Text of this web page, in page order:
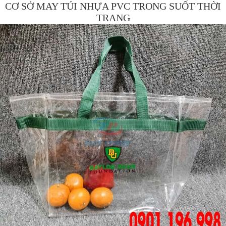
CƠ SỞ MAY TÚI NHỰA PVC TRONG SUỐT THỜI
TRANG